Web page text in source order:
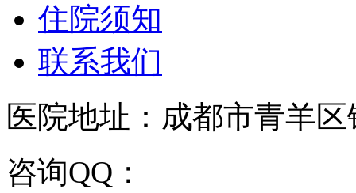
住院须知
联系我们
医院地址：成都市青羊
咨询QQ：